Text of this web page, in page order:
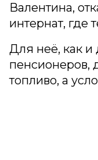
Валентина,
интернат, где
Для неё, как и
пенсионеров,
топливо, а